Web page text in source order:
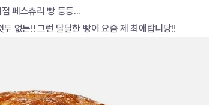
페스츄리 빵 등등...
없는!! 그런 달달한 빵이 요즘 제 최애랍니당!!